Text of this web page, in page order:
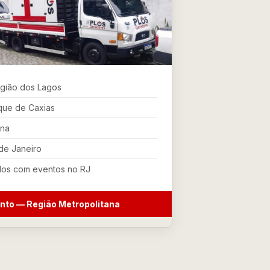
dos Lagos
de Caxias
Janeiro
com eventos no RJ
— Região Metropolitana